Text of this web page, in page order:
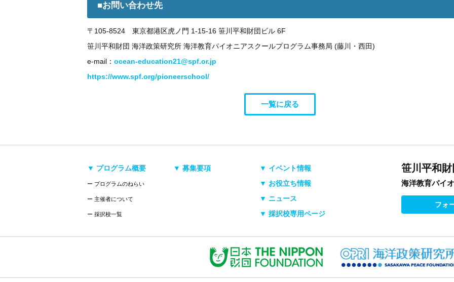
■お問い合わせ先
〒105-8524 東京都港区虎ノ門 1-15-16 笹川平和財団ビル 6F
笹川平和財団 海洋政策研究所 海洋教育パイオニアスクールプログラム事務局 (藤川・西田)
e-mail： ocean-education21@spf.or.jp
https://www.spf.org/pioneerschool/
一覧に戻る
笹川平和
海洋教育パイ
フォ
▼ プログラム概要
ー プログラムのねらい
ー 主催者について
ー 採択校一覧
▼ 募集要項
▼ イベント情報
▼ お役立ち情報
▼ ニュース
▼ 採択校専用ページ